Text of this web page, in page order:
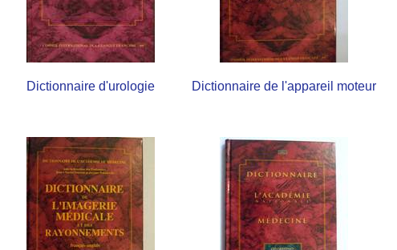
Dictionnaire d'urologie Dictionnaire de l'appareil moteur